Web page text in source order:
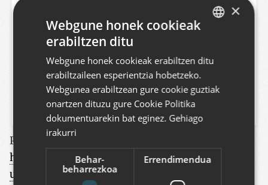
Proiektu hau ikusi
https://www.codesyntax.com/eu/bloga/esan-
udalari/
SPANISH
ENGLISH
×
Webgune honek cookieak
erabiltzen ditu
Webgune honek cookieak erabiltzen ditu
erabiltzaileen esperientzia hobetzeko.
Webgunea erabiltzean gure cookie guztiak
onartzen dituzu gure Cookie Politika
dokumentuarekin bat eginez. Gehiago
irakurri
Behar-
beharrezkoa
Errendimendua